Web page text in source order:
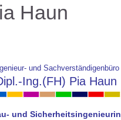
Haun
und Sachverständigenbüro
Ing.(FH) Pia Haun
und Sicherheitsingenieurin